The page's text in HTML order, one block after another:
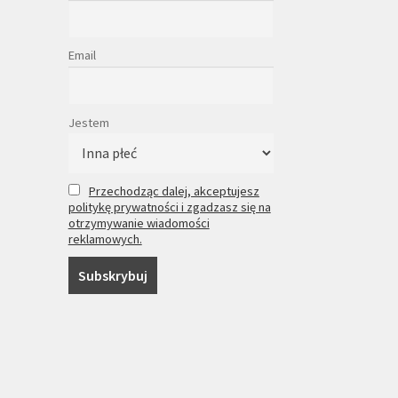
Email
Jestem
Przechodząc dalej, akceptujesz
politykę prywatności i zgadzasz się na
otrzymywanie wiadomości
reklamowych.